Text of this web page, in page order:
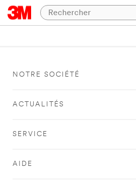
NOTRE SOCIÉTÉ
ACTUALITÉS
SERVICE
AIDE